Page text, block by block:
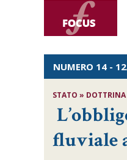
NUMERO 14 -
STATO »
fluviale